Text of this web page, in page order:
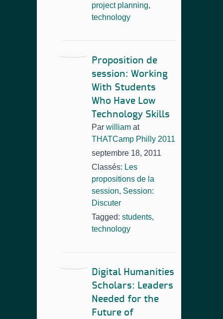
project planning,
technology
Proposition de
session: Working
With Students
Who Have Low
Technology Skills
Par william at
THATCamp Philly 2011
septembre 18, 2011
Classés: Les
propositions de la
session, Session:
Discuter
Tagged: students,
technology
Digital Humanities
Scholars: Leaders
Needed for the
Future of